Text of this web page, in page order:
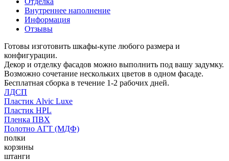
Внутреннее наполнение
Информация
Отзывы
Готовы изготовить шкафы-купе любого размера и
конфигурации.
Декор и отделку фасадов можно выполнить под вашу задумку.
Возможно сочетание нескольких цветов в одном фасаде.
Бесплатная сборка в течение 1-2 рабочих дней.
ЛДСП
Пластик Alvic Luxe
Пластик HPL
Пленка ПВХ
Полотно АГТ (МДФ)
полки
корзины
штанги